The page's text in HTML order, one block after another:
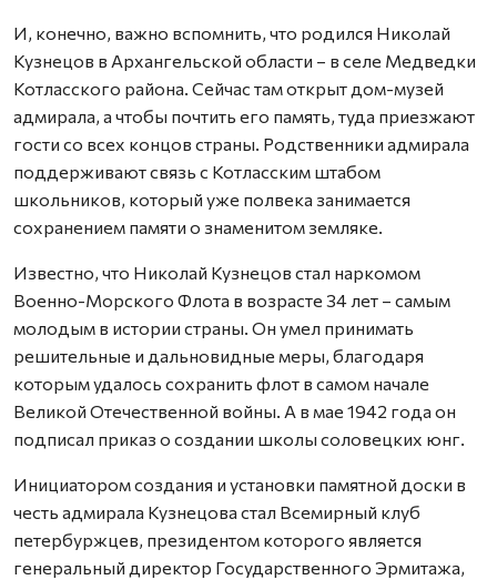
И, конечно, важно вспомнить, что родился Николай
Кузнецов в Архангельской области – в селе Медведки
Котласского района. Сейчас там открыт дом-музей
адмирала, а чтобы почтить его память, туда приезжают
гости со всех концов страны. Родственники адмирала
поддерживают связь с Котласским штабом
школьников, который уже полвека занимается
сохранением памяти о знаменитом земляке.
Известно, что Николай Кузнецов стал наркомом
Военно-Морского Флота в возрасте 34 лет – самым
молодым в истории страны. Он умел принимать
решительные и дальновидные меры, благодаря
которым удалось сохранить флот в самом начале
Великой Отечественной войны. А в мае 1942 года он
подписал приказ о создании школы соловецких юнг.
Инициатором создания и установки памятной доски в
честь адмирала Кузнецова стал Всемирный клуб
петербуржцев, президентом которого является
генеральный директор Государственного Эрмитажа,